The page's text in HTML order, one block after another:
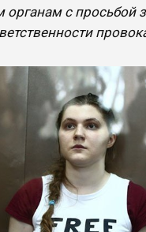
органам с просьбой